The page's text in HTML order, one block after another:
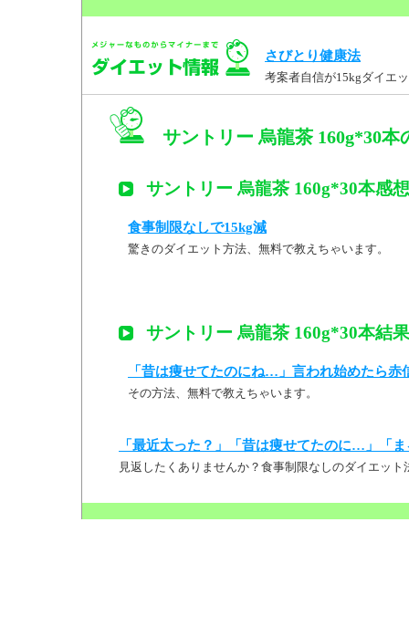
さびとり健康法
考案者自信が15kgダイエ
サントリー 烏龍茶 160g*30本
サントリー 烏龍茶 160g*30本感想
食事制限なしで15kg減
驚きのダイエット方法、無料で教えちゃいます。
サントリー 烏龍茶 160g*30本結果
「昔は痩せてたのにね…」言われ始めたら
その方法、無料で教えちゃいます。
「最近太った？」「昔は痩せてたのに…」「
見返したくありませんか？食事制限なしのダイエッ